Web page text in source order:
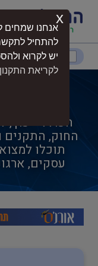
דרום
מתן חוות
הכולל
החוק, התקנים
תוכלו
עסקים,
אנחנו שמחים
להתחיל
יש לקרוא
לקריאת התקנון
x